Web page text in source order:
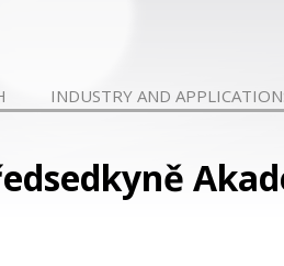
INDUSTRY AND